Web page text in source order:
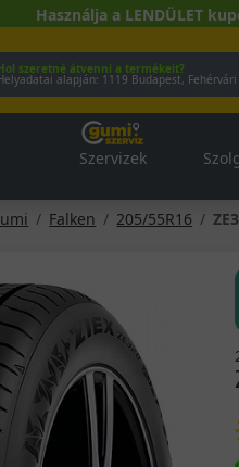
Használja a LENDÜLET
szeretné átvenni a termékeit?
alapján: 1119 Budapest,
Szervizek
Falken 205/55R16